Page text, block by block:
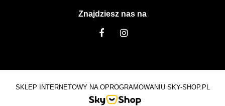
Znajdziesz nas na
SKLEP INTERNETOWY NA OPROGRAMOWANIU SKY-SHOP.PL